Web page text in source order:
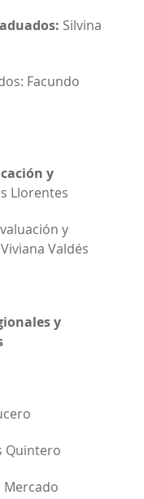
Silvina
Facundo
y
Llorentes
y
Valdés
y
Quintero
Mercado